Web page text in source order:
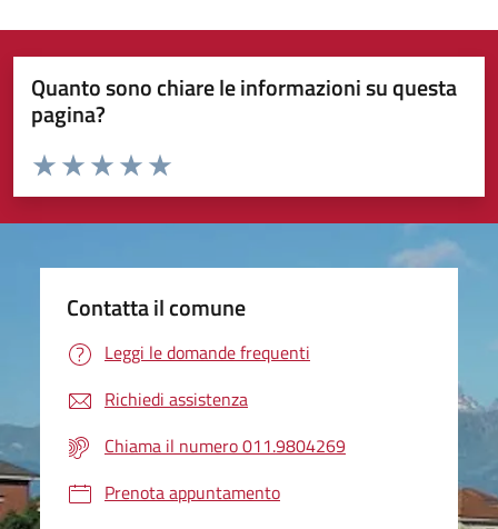
Quanto sono chiare le informazioni su questa
pagina?
Valuta da 1 a 5 stelle la pagina
Valuta 5 stelle su 5
Valuta 4 stelle su 5
Valuta 3 stelle su 5
Valuta 2 stelle su 5
Valuta 1 stelle su 5
Contatta il comune
Leggi le domande frequenti
Richiedi assistenza
Chiama il numero 011.9804269
Prenota appuntamento